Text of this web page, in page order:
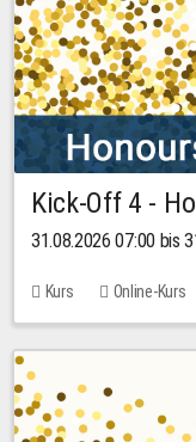
Kick-Off 4 -
31.08.2026 07:00 bis
Kurs Online-Kurs